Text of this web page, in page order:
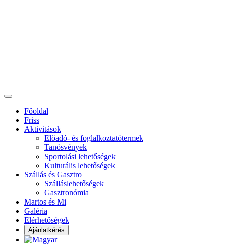
Főoldal
Friss
Aktivitások
Előadó- és foglalkoztatótermek
Tanösvények
Sportolási lehetőségek
Kulturális lehetőségek
Szállás és Gasztro
Szálláslehetőségek
Gasztronómia
Martos és Mi
Galéria
Elérhetőségek
Ajánlatkérés